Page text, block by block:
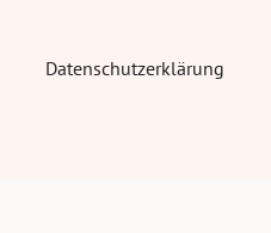
Datenschutzerklärung